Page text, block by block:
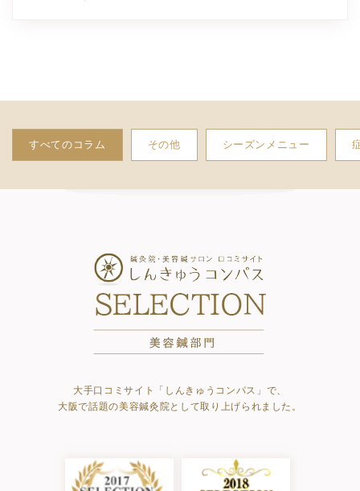
すべてのコラム その他 シーズンメニュー
大手口コミサイト「しんきゅうコンパス」で、
大阪で話題の美容鍼灸院として取り上げられました。